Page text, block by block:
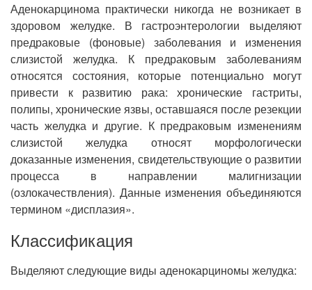
Аденокарцинома практически никогда не возникает в
здоровом желудке. В гастроэнтерологии выделяют
предраковые (фоновые) заболевания и изменения
слизистой желудка. К предраковым заболеваниям
относятся состояния, которые потенциально могут
привести к развитию рака: хронические гастриты,
полипы, хронические язвы, оставшаяся после резекции
часть желудка и другие. К предраковым изменениям
слизистой желудка относят морфологически
доказанные изменения, свидетельствующие о развитии
процесса в направлении малигнизации
(озлокачествления). Данные изменения объединяются
термином «дисплазия».
Классификация
Выделяют следующие виды аденокарциномы желудка: